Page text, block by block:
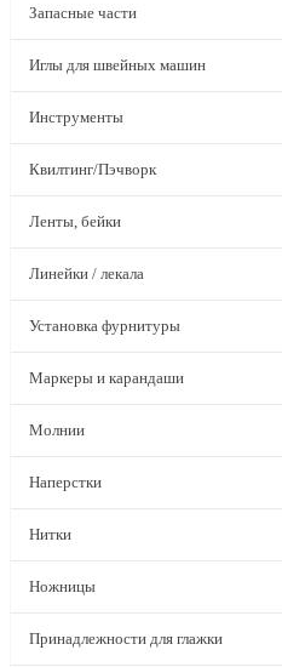
Запасные части
Иглы для швейных машин
Инструменты
Квилтинг/Пэчворк
Ленты, бейки
Линейки / лекала
Установка фурнитуры
Маркеры и карандаши
Молнии
Наперстки
Нитки
Ножницы
Принадлежности для глажки